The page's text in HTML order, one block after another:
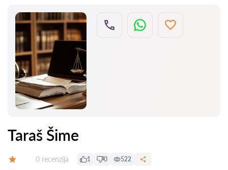
Taraš Šime
Recenzija:
0 recenzija 1 0 522